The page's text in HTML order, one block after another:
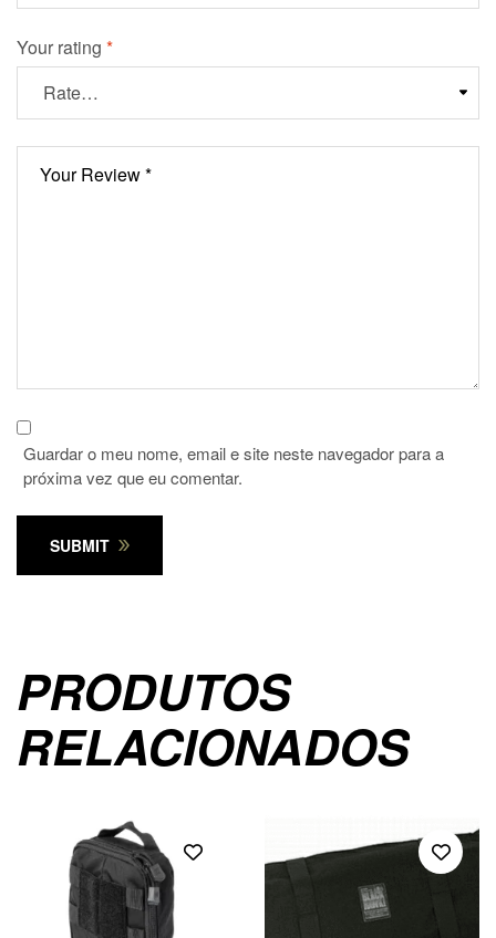
Your rating *
Guardar o meu nome, email e site neste navegador para a
próxima vez que eu comentar.
SUBMIT
PRODUTOS
RELACIONADOS